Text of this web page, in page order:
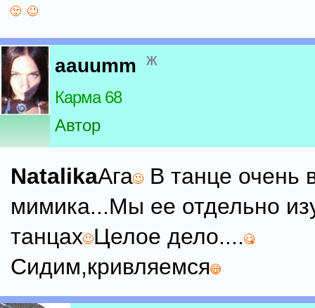
aauumm ж
Карма 68
Автор
NatalikaАга
В танце очень
мимика...Мы ее отдельно
танцах Целое дело....
Сидим,кривляемся